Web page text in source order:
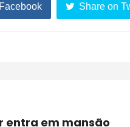
Share on
entra em mansão